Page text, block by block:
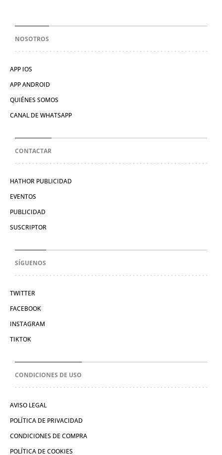
NOSOTROS
APP IOS
APP ANDROID
QUIÉNES SOMOS
CANAL DE WHATSAPP
CONTACTAR
HATHOR PUBLICIDAD
EVENTOS
PUBLICIDAD
SUSCRIPTOR
SÍGUENOS
TWITTER
FACEBOOK
INSTAGRAM
TIKTOK
CONDICIONES DE USO
AVISO LEGAL
POLÍTICA DE PRIVACIDAD
CONDICIONES DE COMPRA
POLÍTICA DE COOKIES